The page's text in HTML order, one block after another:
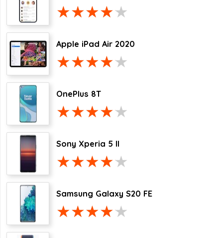
Apple iPad Air 2020
OnePlus 8T
Sony Xperia 5 II
Samsung Galaxy S20 FE